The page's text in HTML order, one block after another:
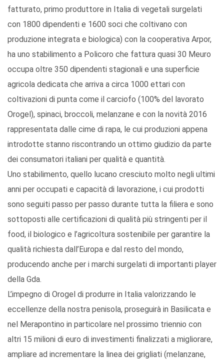
fatturato, primo produttore in Italia di vegetali surgelati
con 1800 dipendenti e 1600 soci che coltivano con
produzione integrata e biologica) con la cooperativa Arpor,
ha uno stabilimento a Policoro che fattura quasi 30 Meuro
occupa oltre 350 dipendenti stagionali e una superficie
agricola dedicata che arriva a circa 1000 ettari con
coltivazioni di punta come il carciofo (100% del lavorato
Orogel), spinaci, broccoli, melanzane e con la novità 2016
rappresentata dalle cime di rapa, le cui produzioni appena
introdotte stanno riscontrando un ottimo giudizio da parte
dei consumatori italiani per qualità e quantità.
Uno stabilimento, quello lucano cresciuto molto negli ultimi
anni per occupati e capacità di lavorazione, i cui prodotti
sono seguiti passo per passo durante tutta la filiera e sono
sottoposti alle certificazioni di qualità più stringenti per il
food, il biologico e l’agricoltura sostenibile per garantire la
qualità richiesta dall’Europa e dal resto del mondo,
producendo anche per i marchi surgelati di importanti player
della Gda.
L’impegno di Orogel di produrre in Italia valorizzando le
eccellenze della nostra penisola, proseguirà in Basilicata e
nel Merapontino in particolare nel prossimo triennio con
altri 15 milioni di euro di investimenti finalizzati a migliorare,
ampliare ad incrementare la linea dei grigliati (melanzane,